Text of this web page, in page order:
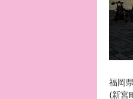
福岡
(新宮